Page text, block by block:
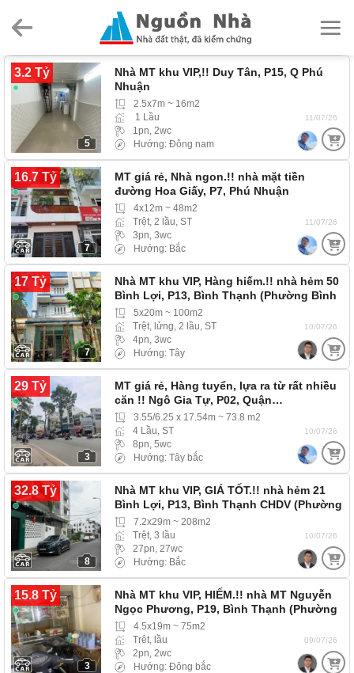
3.2 Tỷ
5
Nhà MT khu VIP,!! Duy Tân, P15, Q Phú
Nhuận
2.5x7m ~ 16m2
1 Lầu
1pn, 2wc
Hướng: Đông nam
11/07/26
16.7 Tỷ
7
MT giá rẻ, Nhà ngon.!! nhà mặt tiền
đường Hoa Giấy, P7, Phú Nhuận
4x12m ~ 48m2
Trệt, 2 lầu, ST
3pn, 3wc
Hướng: Bắc
11/07/26
17 Tỷ
7
Nhà MT khu VIP, Hàng hiếm.!! nhà hẻm 50
Bình Lợi, P13, Bình Thạnh (Phường Bình
Lợi…5x20m ~ 100m2
Trệt, lửng, 2 lầu, ST
4pn, 3wc
Hướng: Tây
10/07/26
29 Tỷ
3
MT giá rẻ, Hàng tuyển, lựa ra từ rất nhiều
căn !! Ngô Gia Tự, P02, Quận…
3.55/6.25 x 17.54m ~ 73.8 m2
4 Lầu, ST
8pn, 5wc
Hướng: Tây bắc
10/07/26
32.8 Tỷ
8
Nhà MT khu VIP, GIÁ TỐT.!! nhà hẻm 21
Bình Lợi, P13, Bình Thạnh CHDV (Phường
Bình…7.2x29m ~ 208m2
Trệt, 3 lầu
27pn, 27wc
Hướng: Bắc
10/07/26
15.8 Tỷ
3
Nhà MT khu VIP, HIẾM.!! nhà MT Nguyễn
Ngọc Phương, P19, Bình Thạnh (Phường
Thạnh Mỹ Tây)
4.5x19m ~ 75m2
Trêt, lầu
2pn, 2wc
Hướng: Đông bắc
09/07/26